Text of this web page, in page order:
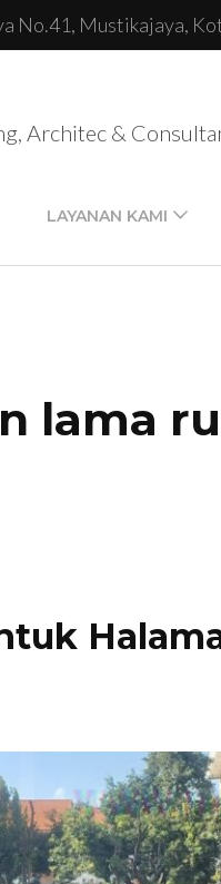
No.41, Mustikajaya,
Architec &
LAYANAN KAMI
lama